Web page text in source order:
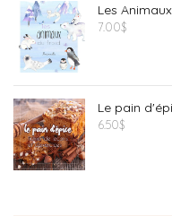
Les
7.00$
Le pain
6.50$